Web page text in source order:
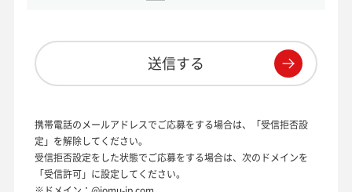
携帯電話のメールアドレスでご応募をする場合は、「受信拒否設
定」を解除してください。
受信拒否設定をした状態でご応募をする場合は、次のドメインを
「受信許可」に設定してください。